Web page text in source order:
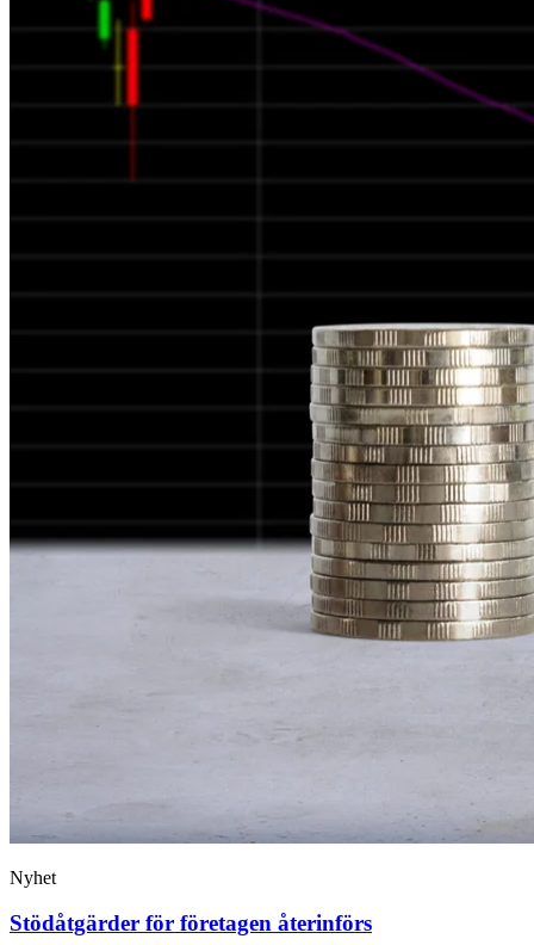
Nyhet
Stödåtgärder för företagen återinförs